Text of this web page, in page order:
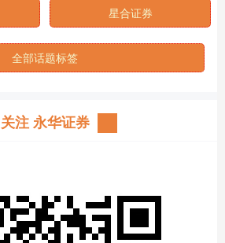
星合证券
全部话题标签
关注 永华证券